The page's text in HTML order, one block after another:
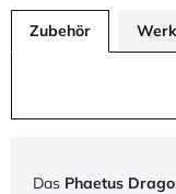
Zubehör
Das Phaetus